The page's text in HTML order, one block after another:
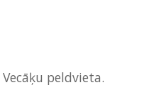
peldvieta.